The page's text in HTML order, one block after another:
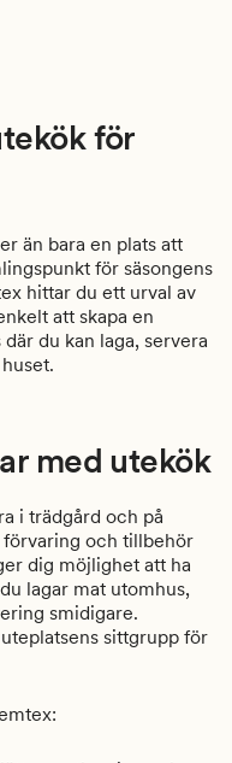
för
än bara en plats att
för säsongens
hittar du ett urval av
att skapa en
du kan laga, servera
med utekök
i trädgård och på
förvaring och tillbehör
dig möjlighet att ha
lagar mat utomhus,
smidigare.
sittgrupp för